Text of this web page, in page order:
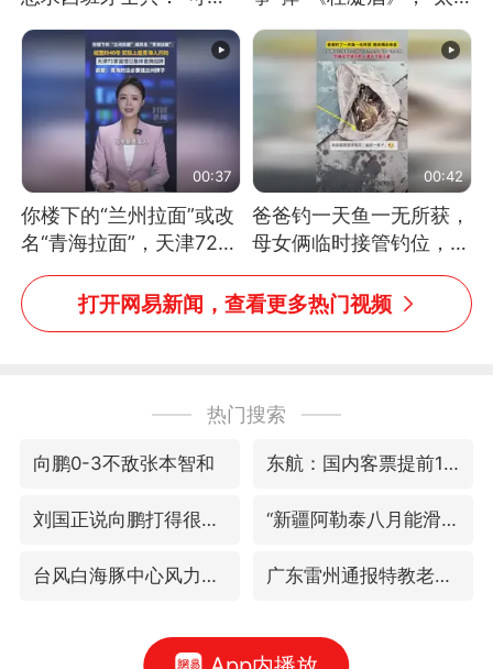
可以不要把我遣返回国”
像了～你是吃古筝长大的
吗？”“或将成为首位考级
不带古筝的选手。”（来
源：新华每日电讯）
00:37
你楼下的“兰州拉面”或改
名“青海拉面”，天津72家
面馆已集体更换招牌
00:42
爸爸钓一天鱼一无所获，
母女俩临时接管钓位，用
玩具鱼竿钓上大鱼
打开网易新闻，查看更多热门视频
热门搜索
向鹏0-3不敌张本智和 东航：国内客票提前14天免费退改
刘国正说向鹏打得很窝囊 “新疆阿勒泰八月能滑雪”不实
台风白海豚中心风力增强 广东雷州通报特教老师招聘违规事件